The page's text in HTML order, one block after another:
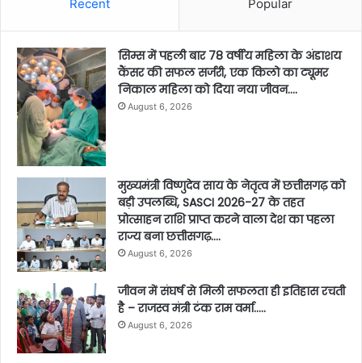
Recent Popular
सिम्स में पहली बार 78 वर्षीय महिला के अंडाशय
कैंसर की सफल सर्जरी, एक किलो का ट्यूमर
निकाल महिला को दिया नया जीवन….
August 6, 2026
मुख्यमंत्री विष्णुदेव साय के नेतृत्व में छत्तीसगढ़ को
बड़ी उपलब्धि, SASCI 2026-27 के तहत
प्रोत्साहन राशि प्राप्त करने वाला देश का पहला
राज्य बना छत्तीसगढ़….
August 6, 2026
जीवन में संघर्ष से मिली सफलता ही इतिहास रचती
है – राजस्व मंत्री टंक राम वर्मा…..
August 6, 2026